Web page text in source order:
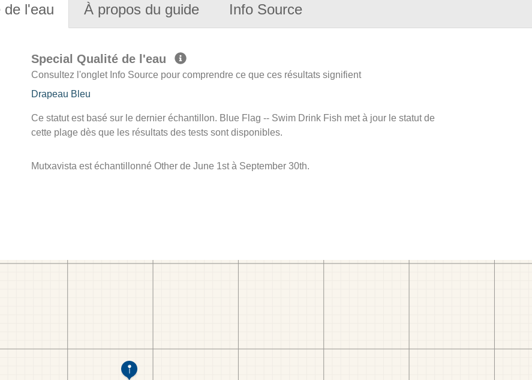
de l'eau À propos du guide Info Source
Special Qualité de l'eau
Consultez l'onglet Info Source pour comprendre ce que ces résultats signifient
Drapeau Bleu
Ce statut est basé sur le dernier échantillon. Blue Flag -- Swim Drink Fish met à jour le statut de
cette plage dès que les résultats des tests sont disponibles.
Mutxavista est échantillonné Other de June 1st à September 30th.